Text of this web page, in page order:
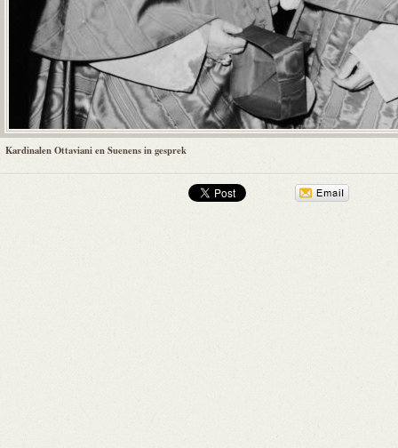
Kardinalen Ottaviani en Suenens in gesprek